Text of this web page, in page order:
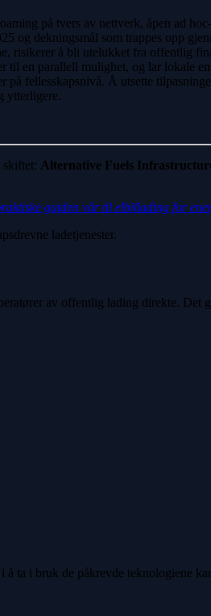
på tvers av nettverk, åpen ad
dekningsmål som trappes opp
å bli utelukket fra offentlig
en parallell mulighet, og lar lokale
fellesskapsnivå. Å utsette
ytterligere.
skiftet: Alternative Fuels
guiden vår til elbillading for
ladetjenester.
av offentlig lading direkte. Det
ta i bruk de påkrevde teknologiene